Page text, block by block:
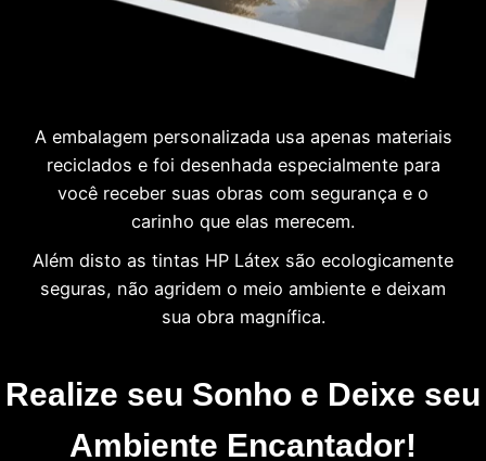
A embalagem personalizada usa apenas materiais
reciclados e foi desenhada especialmente para
você receber suas obras com segurança e o
carinho que elas merecem.
Além disto as tintas HP Látex são ecologicamente
seguras, não agridem o meio ambiente e deixam
sua obra magnífica.
Realize seu Sonho e Deixe seu
Ambiente Encantador!